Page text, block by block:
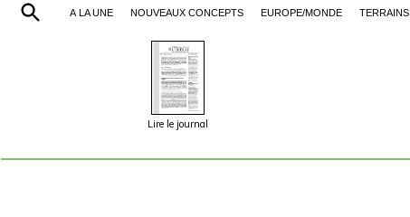
À LA UNE NOUVEAUX CONCEPTS EUROPE/MONDE TERRAINS
Lire le journal